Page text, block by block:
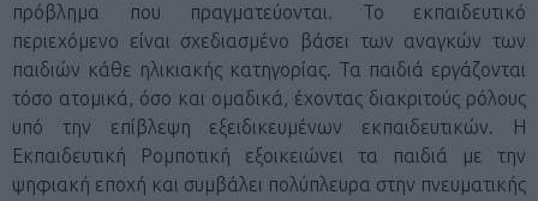
πρόβλημα που πραγματεύονται. Το εκπαιδευτικό
περιεχόμενο είναι σχεδιασμένο βάσει των αναγκών των
παιδιών κάθε ηλικιακής κατηγορίας. Τα παιδιά εργάζονται
τόσο ατομικά, όσο και ομαδικά, έχοντας διακριτούς ρόλους
υπό την επίβλεψη εξειδικευμένων εκπαιδευτικών. Η
Εκπαιδευτική Ρομποτική εξοικειώνει τα παιδιά με την
ψηφιακή εποχή και συμβάλει πολύπλευρα στην πνευματικής